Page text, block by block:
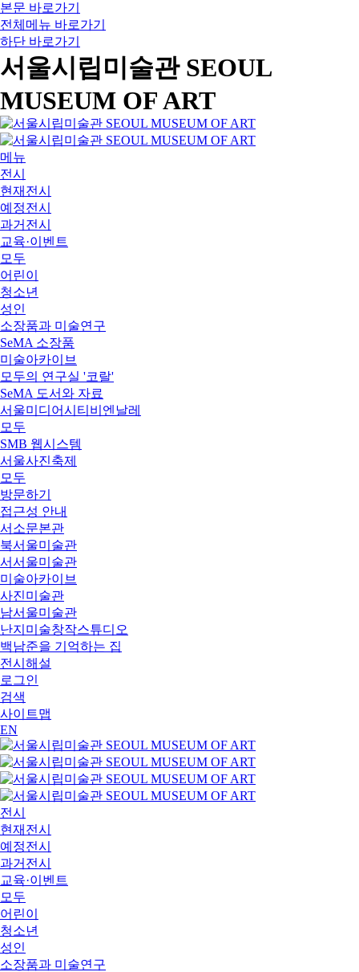
본문 바로가기
전체메뉴 바로가기
하단 바로가기
서울시립미술관 SEOUL
MUSEUM OF ART
메뉴
전시
현재전시
예정전시
과거전시
교육·이벤트
모두
어린이
청소년
성인
소장품과 미술연구
SeMA 소장품
미술아카이브
모두의 연구실 '코랄'
SeMA 도서와 자료
서울미디어시티비엔날레
모두
SMB 웹시스템
서울사진축제
모두
방문하기
접근성 안내
서소문본관
북서울미술관
서서울미술관
미술아카이브
사진미술관
남서울미술관
난지미술창작스튜디오
백남준을 기억하는 집
전시해설
로그인
검색
사이트맵
EN
전시
현재전시
예정전시
과거전시
교육·이벤트
모두
어린이
청소년
성인
소장품과 미술연구